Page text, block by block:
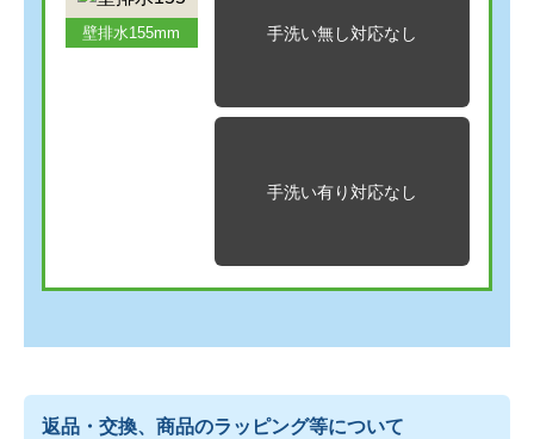
壁排水155mm 手洗い無し対応なし
手洗い有り対応なし
返品・交換、商品のラッピング等について